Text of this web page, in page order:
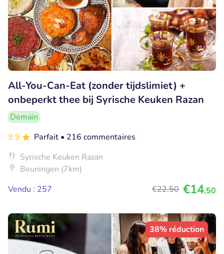
All-You-Can-Eat (zonder tijdslimiet) +
onbeperkt thee bij Syrische Keuken Razan
Demain
9.9
Parfait • 216 commentaires
Syrische Keuken Razan
Beuningen (7km)
Vendu : 257
€22,50 €14,50
38% réduction